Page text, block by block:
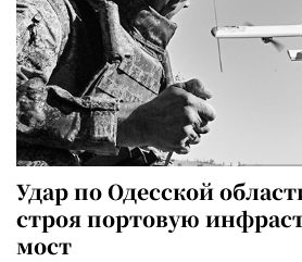
Удар по Одесской
строя портовую
мост